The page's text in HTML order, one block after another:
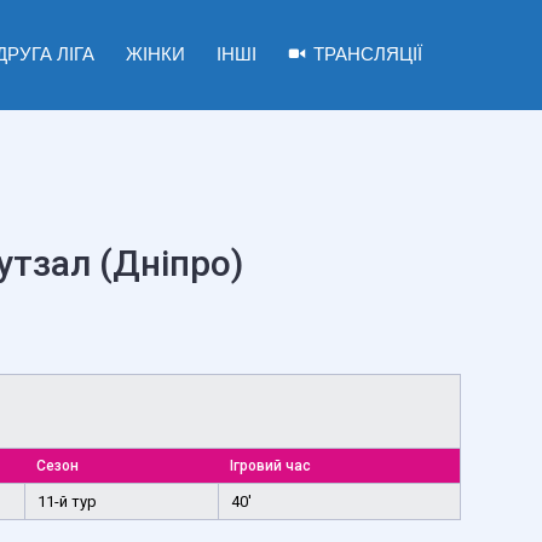
ЛІГА ЖІНКИ ІНШІ ТРАНСЛЯЦІЇ
(Дніпро)
Сезон Ігровий час
11-й тур 40'